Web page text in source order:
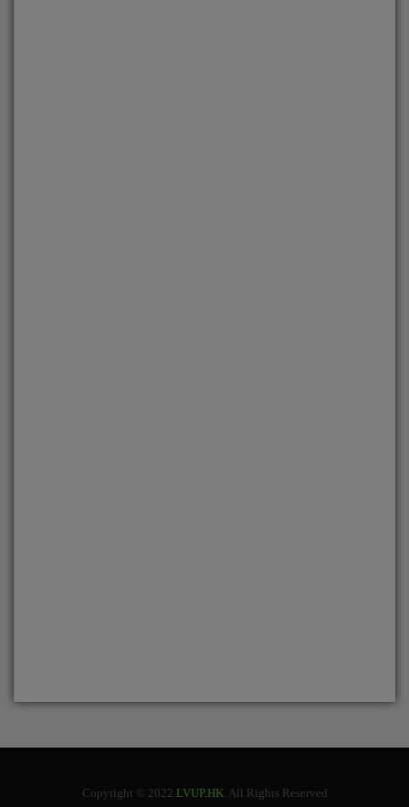
Copyright © 2022 LVUP.HK . All Rights Reserved